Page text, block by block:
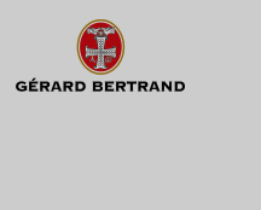
Quand la lumière révèle le vin